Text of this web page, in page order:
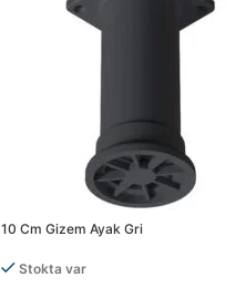
10 Cm Gizem Ayak Gri
Stokta var